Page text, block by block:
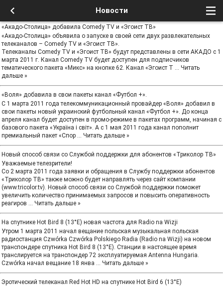
Новости
«Акадо-Столица» добавила Comedy TV и «Эгоист ТВ»
«Акадо-Столица» объявила о запуске в своей сети двух развлекательных
телеканалов – Comedy TV и «Эгоист ТВ».
Телеканалы Comedy TV и «Эгоист ТВ» будут представлены в сети АКАДО с 1
марта 2011 г. Канал Comedy TV будет доступен для подписчиков
тематического пакета «Микс» на кнопке 62. Канал «Эгоист Т ... Читать
дальше »
«Воля» добавила в свои пакеты канал «Футбол +».
С 1 марта 2011 года телекоммуникационный провайдер «Воля» добавил в
свои пакеты новый украинский футбольный канал «Футбол +». До конца
апреля канал будет доступен в промо-режиме в пакетах программ, начиная с
базового пакета «Україна і світ». А с 1 мая 2011 года канал пополнит
премиальный пакет «Спор ... Читать дальше »
Новый способ связи со Службой поддержки для абонентов «Триколор ТВ»
Уважаемые телезрители!
Со 2 марта 2011 года заявки и обращения в Службу поддержки абонентов
«Триколор ТВ» также можно будет направлять через сайт компании
(www.tricolor.tv). Новый способ связи со Службой поддержки поможет
увеличить количество принимаемых запросов и повысить оперативность
реагиров ... Читать дальше »
На спутнике Hot Bird 8 (13°E) новая частота для Radio na Wizji
Утром 1 марта 2011 начал вещание польская музыкальная польская
радиостанция Czwórka Czwórka Polskiego Radia (Radio na Wizji) на новом
транспондере спутника Hot Bird 8 (13°E). Станции в настоящее время
транслируется на транспондер 72 эксплуатируемая Antenna Hungaria.
Czwórka начал вещание 18 янва ... Читать дальше »
Эротический телеканал Red Hot HD на спутнике Hot Bird 6 (13°E)